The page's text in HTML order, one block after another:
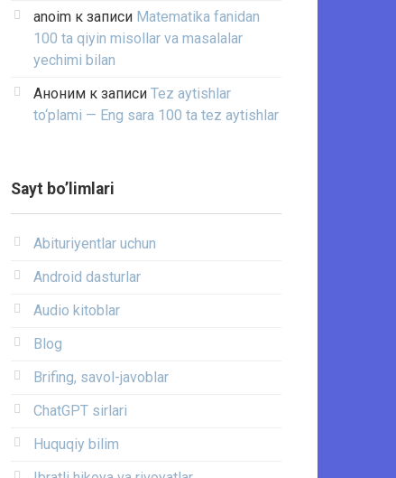
anoim к записи Matematika fanidan
100 ta qiyin misollar va masalalar
yechimi bilan
Аноним к записи Tez aytishlar
to‘plami — Eng sara 100 ta tez aytishlar
Sayt bo’limlari
Abituriyentlar uchun
Android dasturlar
Audio kitoblar
Blog
Brifing, savol-javoblar
ChatGPT sirlari
Huquqiy bilim